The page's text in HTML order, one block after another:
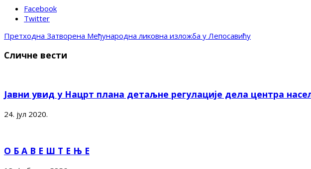
Facebook
Twitter
Претходна Затворена Међународна ликовна изложба у Лепосавићу
Сличне вести
Јавни увид у Нацрт плана детаљне регулације дела центра
24. јул 2020.
О Б А В Е Ш Т Е Њ Е